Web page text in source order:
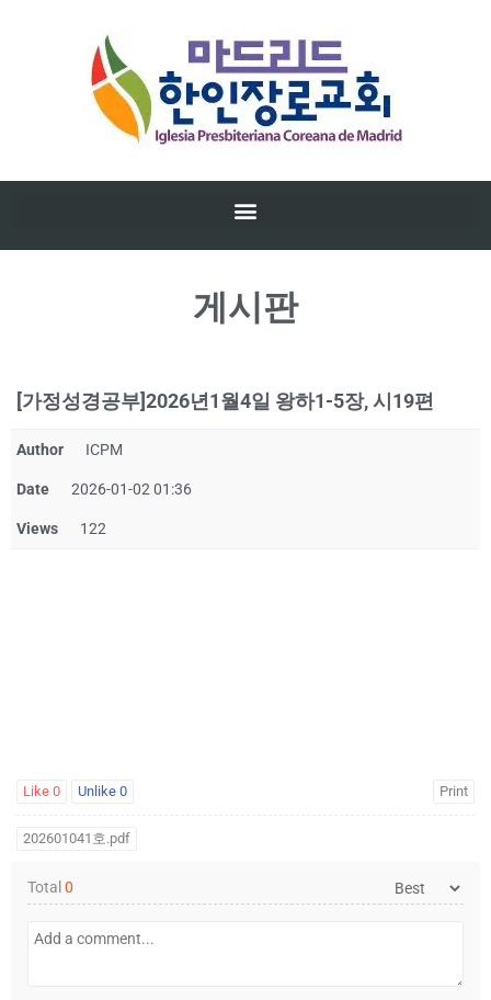
게시판
[가정성경공부]2026년1월4일 왕하1-5장, 시19편
Author ICPM
Date 2026-01-02 01:36
Views 122
Like 0 Unlike 0 Print
202601041호.pdf
Total 0